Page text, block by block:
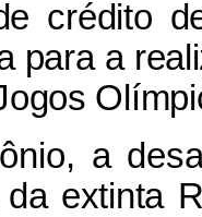
crédito
para a
a
da extinta